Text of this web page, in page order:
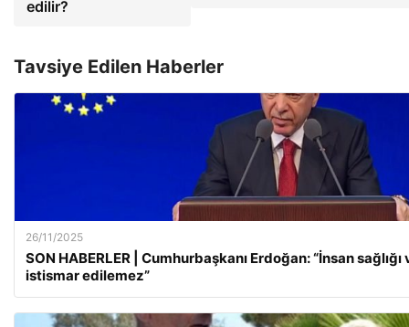
edilir?
Tavsiye Edilen Haberler
26/11/2025
SON HABERLER | Cumhurbaşkanı Erdoğan: “İnsan sağlığı
istismar edilemez”